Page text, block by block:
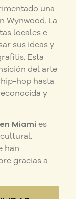
una
Wynwood. La
locales e
sus ideas y
Esta
del arte
hop hasta
y
Miami es
han
gracias a